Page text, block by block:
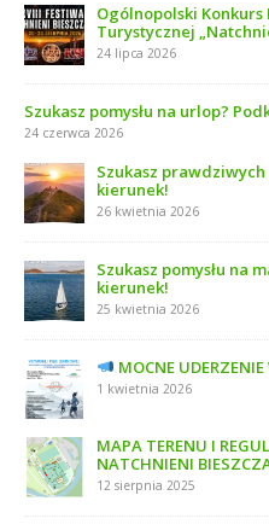
Ogólnopolski
Turystycznej
24 lipca 2026
Szukasz pomysłu na urlop?
24 czerwca 2026
Szukasz
kierunek!
26 kwietnia 2026
Szukasz pomysłu na
kierunek!
25 kwietnia 2026
MOCNE
1 kwietnia 2026
MAPA TERENU I
NATCHNIENI
12 sierpnia 2025